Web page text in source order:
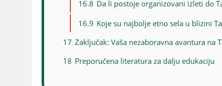
16.8 Da li postoje organizovani izleti do
16.9 Koje su najbolje etno sela u blizini
17 Zaključak: Vaša nezaboravna avantura na
18 Preporučena literatura za dalju edukaciju